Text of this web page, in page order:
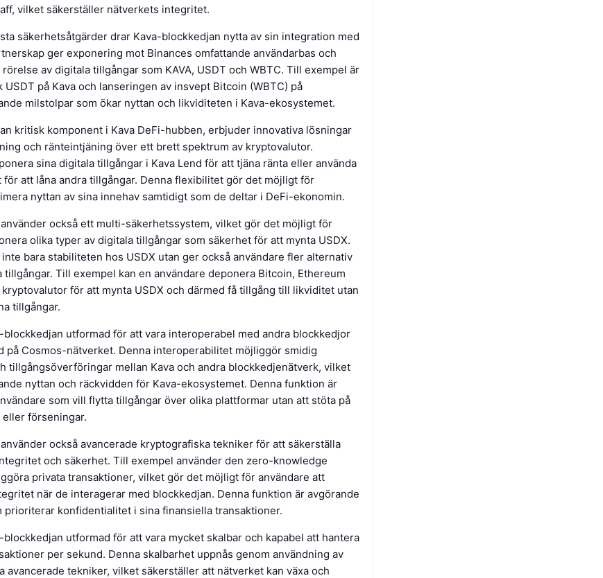
vilket säkerställer nätverkets integritet.
säkerhetsåtgärder drar Kava-blockkedjan nytta av sin integration med
ger exponering mot Binances omfattande användarbas och
av digitala tillgångar som KAVA, USDT och WBTC. Till exempel är
på Kava och lanseringen av insvept Bitcoin (WBTC) på
milstolpar som ökar nyttan och likviditeten i Kava-ekosystemet.
kritisk komponent i Kava DeFi-hubben, erbjuder innovativa lösningar
och ränteintjäning över ett brett spektrum av kryptovalutor.
sina digitala tillgångar i Kava Lend för att tjäna ränta eller använda
för att låna andra tillgångar. Denna flexibilitet gör det möjligt för
nyttan av sina innehav samtidigt som de deltar i DeFi-ekonomin.
också ett multi-säkerhetssystem, vilket gör det möjligt för
olika typer av digitala tillgångar som säkerhet för att mynta USDX.
bara stabiliteten hos USDX utan ger också användare fler alternativ
Till exempel kan en användare deponera Bitcoin, Ethereum
för att mynta USDX och därmed få tillgång till likviditet utan
tillgångar.
blockkedjan utformad för att vara interoperabel med andra blockkedjor
på Cosmos-nätverket. Denna interoperabilitet möjliggör smidig
tillgångsöverföringar mellan Kava och andra blockkedjenätverk, vilket
nyttan och räckvidden för Kava-ekosystemet. Denna funktion är
som vill flytta tillgångar över olika plattformar utan att stöta på
förseningar.
också avancerade kryptografiska tekniker för att säkerställa
och säkerhet. Till exempel använder den zero-knowledge
privata transaktioner, vilket gör det möjligt för användare att
när de interagerar med blockkedjan. Denna funktion är avgörande
prioriterar konfidentialitet i sina finansiella transaktioner.
blockkedjan utformad för att vara mycket skalbar och kapabel att hantera
per sekund. Denna skalbarhet uppnås genom användning av
avancerade tekniker, vilket säkerställer att nätverket kan växa och